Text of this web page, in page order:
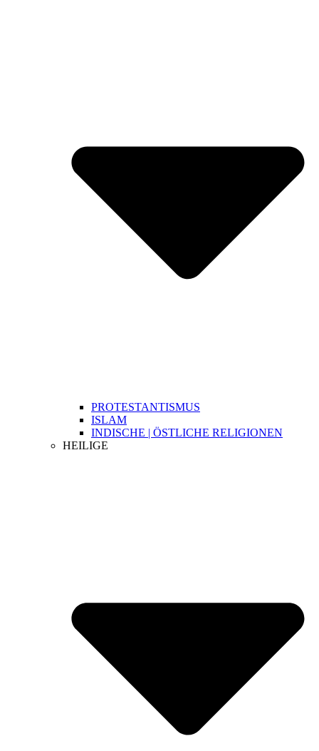
PROTESTANTISMUS
ISLAM
INDISCHE | ÖSTLICHE RELIGIONEN
HEILIGE